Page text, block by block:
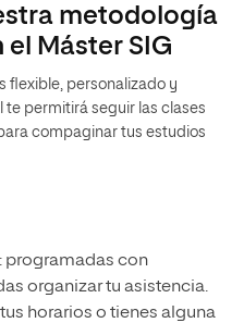
metodología
Máster SIG
flexible, personalizado y
permitirá seguir las clases
compaginar tus estudios
: programadas con
organizar tu asistencia.
horarios o tienes alguna